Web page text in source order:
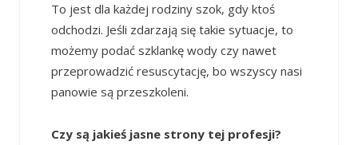
To jest dla każdej rodziny szok, gdy ktoś
odchodzi. Jeśli zdarzają się takie sytuacje, to
możemy podać szklankę wody czy nawet
przeprowadzić resuscytację, bo wszyscy nasi
panowie są przeszkoleni.
Czy są jakieś jasne strony tej profesji?